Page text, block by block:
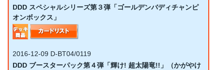
DDD スペシャルシリーズ第３弾「ゴールデンバディチャンピ
オンボックス」
2016-12-09 D-BT04/0119
DDD ブースターパック第４弾「輝け! 超太陽竜!!」（かがやけ